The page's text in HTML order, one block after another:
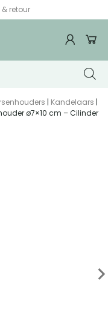
retour
| Kandelaars |
ø7×10 cm – Cilinder